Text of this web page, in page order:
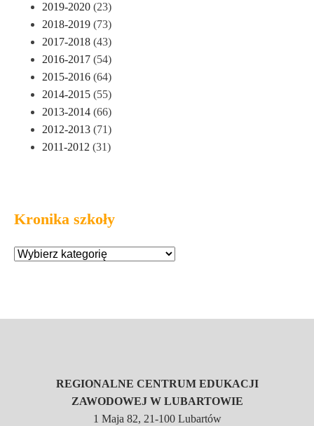
2019-2020 (23)
2018-2019 (73)
2017-2018 (43)
2016-2017 (54)
2015-2016 (64)
2014-2015 (55)
2013-2014 (66)
2012-2013 (71)
2011-2012 (31)
Kronika szkoły
REGIONALNE CENTRUM EDUKACJI
ZAWODOWEJ W LUBARTOWIE
1 Maja 82, 21-100 Lubartów